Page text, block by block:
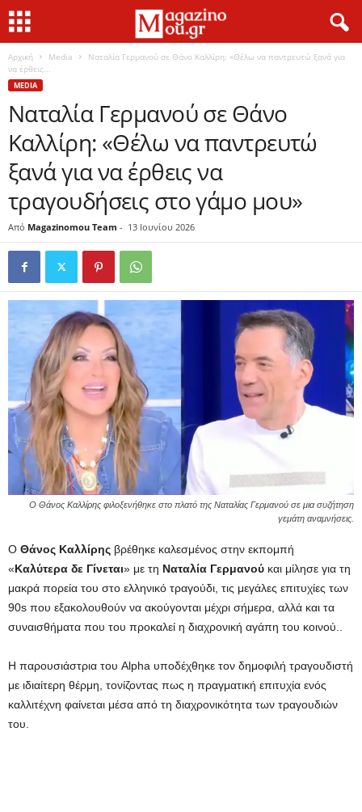
Αρχική Media
Ναταλία Γερμανού σε Θάνο Καλλίρη: «Θέλω να παντρευτώ ξανά για
να έρθεις...
MEDIA
Ναταλία Γερμανού σε Θάνο
Καλλίρη: «Θέλω να παντρευτώ
ξανά για να έρθεις να
τραγουδήσεις στο γάμο μου»
Από Magazinomou Team - 13 Ιουνίου 2026
Ο Θάνος Καλλίρης φιλοξενήθηκε στο πλατό της Ναταλίας Γερμανού σε μια συζήτηση
γεμάτη αναμνήσεις.
Ο Θάνος Καλλίρης βρέθηκε καλεσμένος στην εκπομπή
«Καλύτερα δε Γίνεται» με τη Ναταλία Γερμανού και μίλησε για τη
μακρά πορεία του στο ελληνικό τραγούδι, τις μεγάλες επιτυχίες των
90s που εξακολουθούν να ακούγονται μέχρι σήμερα, αλλά και τα
συναισθήματα που του προκαλεί η διαχρονική αγάπη του κοινού..
Η παρουσιάστρια του Alpha υποδέχθηκε τον δημοφιλή τραγουδιστή
με ιδιαίτερη θέρμη, τονίζοντας πως η πραγματική επιτυχία ενός
καλλιτέχνη φαίνεται μέσα από τη διαχρονικότητα των τραγουδιών
του.